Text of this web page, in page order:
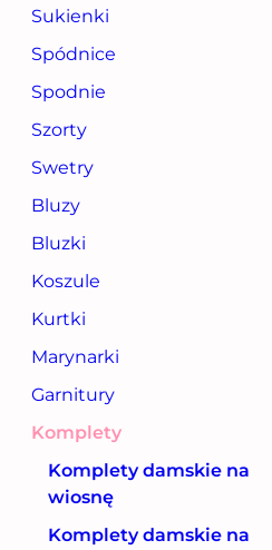
Sukienki
Spódnice
Spodnie
Szorty
Swetry
Bluzy
Bluzki
Koszule
Kurtki
Marynarki
Garnitury
Komplety
Komplety damskie na
wiosnę
Komplety damskie na